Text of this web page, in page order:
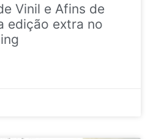
Vinil e Afins de
edição extra no